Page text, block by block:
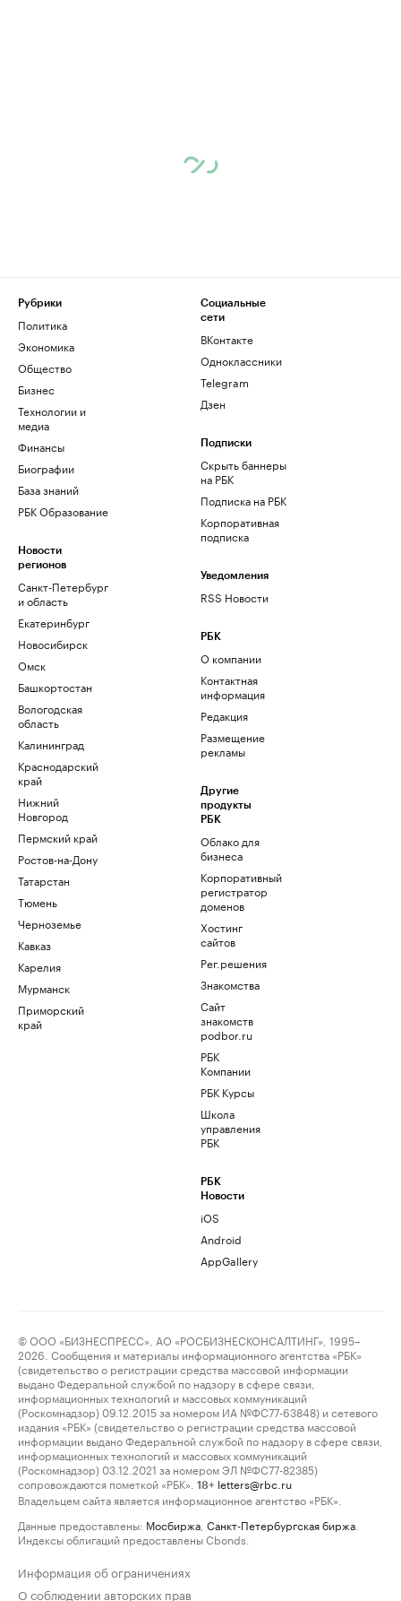
Рубрики
Политика
Экономика
Общество
Бизнес
Технологии и
медиа
Финансы
Биографии
База знаний
РБК Образование
Новости
регионов
Санкт-Петербург
и область
Екатеринбург
Новосибирск
Омск
Башкортостан
Вологодская
область
Калининград
Краснодарский
край
Нижний
Новгород
Пермский край
Ростов-на-Дону
Татарстан
Тюмень
Черноземье
Кавказ
Карелия
Мурманск
Приморский
край
Социальные
сети
ВКонтакте
Одноклассники
Telegram
Дзен
Подписки
Скрыть баннеры
на РБК
Подписка на РБК
Корпоративная
подписка
Уведомления
RSS Новости
РБК
О компании
Контактная
информация
Редакция
Размещение
рекламы
Другие
продукты
РБК
Облако для
бизнеса
Корпоративный
регистратор
доменов
Хостинг
сайтов
Рег.решения
Знакомства
Сайт
знакомств
podbor.ru
РБК
Компании
РБК Курсы
Школа
управления
РБК
РБК
Новости
iOS
Android
AppGallery
© ООО «БИЗНЕСПРЕСС», АО «РОСБИЗНЕСКОНСАЛТИНГ», 1995–
2026. Сообщения и материалы информационного агентства «РБК»
(свидетельство о регистрации средства массовой информации
выдано Федеральной службой по надзору в сфере связи,
информационных технологий и массовых коммуникаций
(Роскомнадзор) 09.12.2015 за номером ИА №ФС77-63848) и сетевого
издания «РБК» (свидетельство о регистрации средства массовой
информации выдано Федеральной службой по надзору в сфере связи,
информационных технологий и массовых коммуникаций
(Роскомнадзор) 03.12.2021 за номером ЭЛ №ФС77-82385)
сопровождаются пометкой «РБК».
18+ letters@rbc.ru
Владельцем сайта является информационное агентство «РБК».
Данные предоставлены: Мосбиржа Санкт-Петербургская биржа
Индексы облигаций предоставлены Cbonds.
Информация об ограничениях
О соблюдении авторских прав